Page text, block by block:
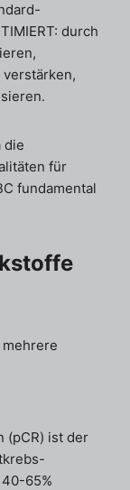
durch
die
für
fundamental
(pCR) ist der
65%